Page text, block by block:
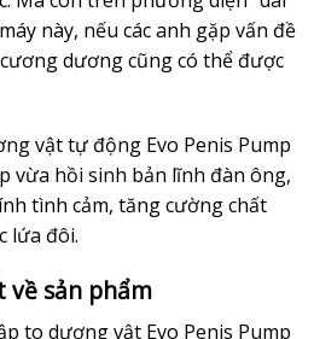
này, nếu các anh gặp vấn đề
dương cũng có thể được
vật tự động Evo Penis Pump
vừa hồi sinh bản lĩnh đàn ông,
tình cảm, tăng cường chất
lứa đôi.
về sản phẩm
to dương vật Evo Penis Pump